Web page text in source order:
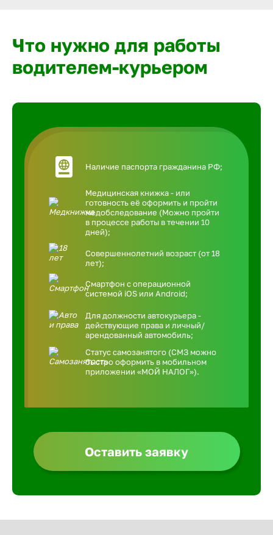
Что нужно для работы
водителем-курьером
Наличие паспорта гражданина РФ;
Медицинская книжка - или
готовность её оформить и пройти
медобследование (Можно пройти
в процессе работы в течении 10
дней);
Совершеннолетний возраст (от 18
лет);
Смартфон с операционной
системой iOS или Android;
Для должности автокурьера -
действующие права и личный/
арендованный автомобиль;
Статус самозанятого (СМЗ можно
быстро оформить в мобильном
приложении «МОЙ НАЛОГ»).
Оставить заявку